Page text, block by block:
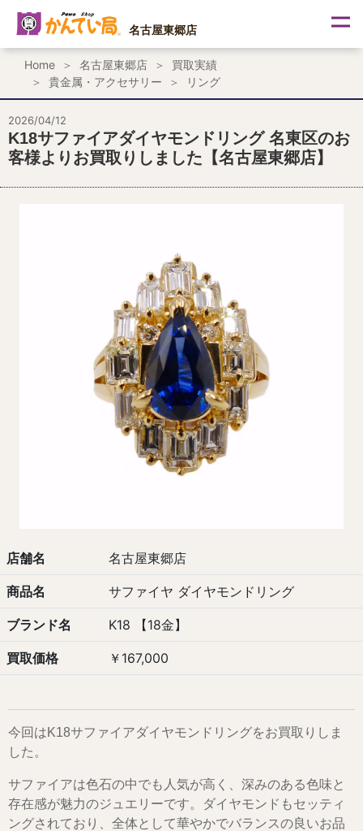
ス
プ
名古屋東郷店
Home 名古屋東郷店
買取実績
貴金属・アクセサリー
リング
2026/04/12
K18サファイアダイヤモンドリング 名東区のお
客様よりお買取りしました【名古屋東郷店】
店舗名 名古屋東郷店
商品名 サファイヤ ダイヤモンドリング
ブランド名 K18 【18金】
買取価格 ￥167,000
今回はK18サファイアダイヤモンドリングをお買取りしま
した。
サファイアは色石の中でも人気が高く、深みのある色味と
存在感が魅力のジュエリーです。ダイヤモンドもセッティ
ングされており、全体として華やかでバランスの良いお品